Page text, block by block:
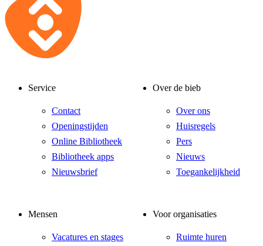
Service
Contact
Openingstijden
Online Bibliotheek
Bibliotheek apps
Nieuwsbrief
Over de bieb
Over ons
Huisregels
Pers
Nieuws
Toegankelijkheid
Mensen
Vacatures en stages
Voor organisaties
Ruimte huren